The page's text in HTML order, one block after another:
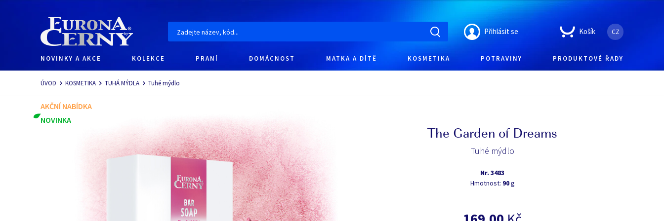
Přihlásit se Košík CZ
NOVINKY A AKCE KOLEKCE PRANÍ DOMÁCNOST MATKA A DÍTĚ KOSMETIKA POTRAVINY PRODUKTOVÉ ŘADY
Navigace
ÚVOD KOSMETIKA TUHÁ MÝDLA Tuhé mýdlo
AKČNÍ NABÍDKA
NOVINKA
The Garden of Dreams
Tuhé mýdlo
Nr. 3483
Hmotnost: 90g